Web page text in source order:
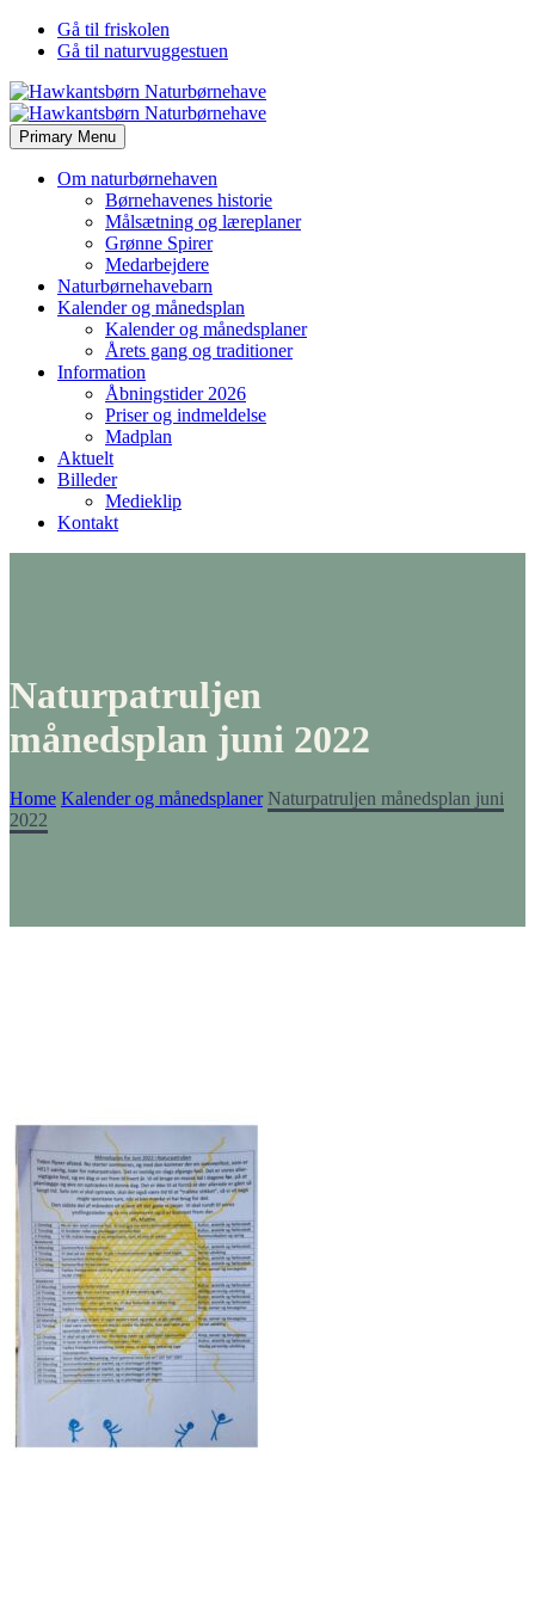
Gå til friskolen
Gå til naturvuggestuen
Primary Menu
Om naturbørnehaven
Børnehavenes historie
Målsætning og læreplaner
Grønne Spirer
Medarbejdere
Naturbørnehavebarn
Kalender og månedsplan
Kalender og månedsplaner
Årets gang og traditioner
Information
Åbningstider 2026
Priser og indmeldelse
Madplan
Aktuelt
Billeder
Medieklip
Kontakt
Naturpatruljen
månedsplan juni 2022
Home Kalender og månedsplaner Naturpatruljen månedsplan juni
2022